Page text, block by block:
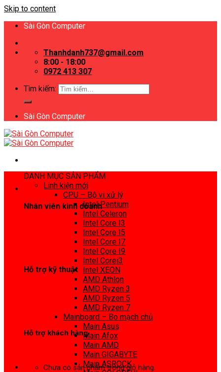
Skip to content
Sài Gòn Computer
Thanhdanh737@gmail.com
8:00 - 18:00
0972 413 307
Tìm kiếm:
Sài Gòn Computer
Nhân viên kinh doanh
Hỗ trợ kỹ thuật
Hỗ trợ khách hàng
Chưa có sản phẩm trong giỏ hàng.
DANH MỤC SẢN PHẨM
Linh kiện mới
CPU – Bộ vi xử lý
Intel Pentium
Intel Celeron
Intel Core I3
Intel Core I5
Intel Core I7
Intel Core I9
Intel Corei3
Intel XEON
AMD Athlon
AMD Ryzen 3
AMD Ryzen 5
AMD Ryzen 7
Mainboard – Bo mạch chủ
Main Asus
Main Afox
Main AMD
Main GIGABYTE
Main ASROCK